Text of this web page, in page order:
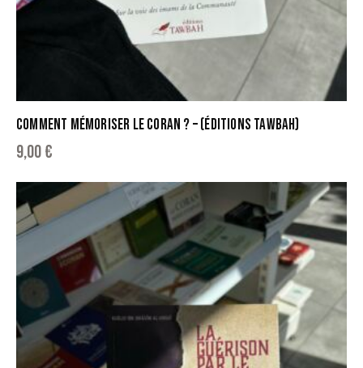
COMMENT MÉMORISER LE CORAN ? – (ÉDITIONS TAWBAH)
9,00€